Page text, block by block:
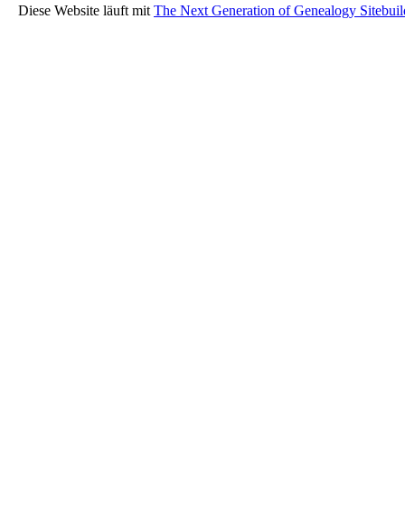
Diese Website läuft mit The Next Generation of Genealogy